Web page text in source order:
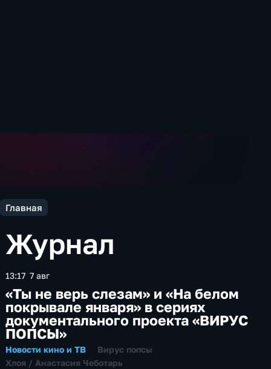
Главная
Журнал
13:17 7 авг
«Ты не верь слезам» и «На белом
покрывале января» в сериях
документального проекта «ВИРУС
ПОПСЫ»
Новости кино и ТВ
Вирус попсы
Хлоя / Анастасия Чеботарь